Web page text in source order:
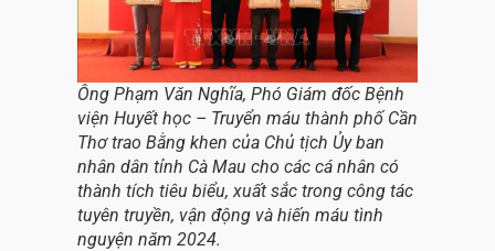
Ông Phạm Văn Nghĩa, Phó Giám đốc Bệnh
viện Huyết học – Truyển máu thành phố Cần
Thơ trao Bằng khen của Chủ tịch Ủy ban
nhân dân tỉnh Cà Mau cho các cá nhân có
thành tích tiêu biểu, xuất sắc trong công tác
tuyên truyền, vận động và hiến máu tình
nguyện năm 2024.